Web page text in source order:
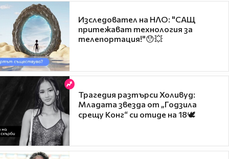
Изследовател на НЛО: "САЩ
притежават технология за
телепортация!"😯💥
Трагедия разтърси Холивуд:
Младата звезда от „Годзила
срещу Конг“ си отиде на 18🕊️